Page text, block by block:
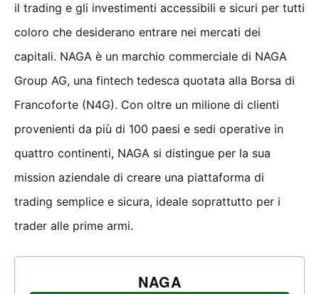
il trading e gli investimenti accessibili e sicuri per tutti
coloro che desiderano entrare nei mercati dei
capitali. NAGA è un marchio commerciale di NAGA
Group AG, una fintech tedesca quotata alla Borsa di
Francoforte (N4G). Con oltre un milione di clienti
provenienti da più di 100 paesi e sedi operative in
quattro continenti, NAGA si distingue per la sua
mission aziendale di creare una piattaforma di
trading semplice e sicura, ideale soprattutto per i
trader alle prime armi.
NAGA